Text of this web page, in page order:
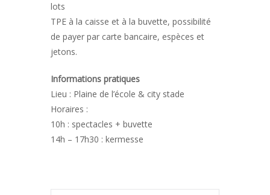
lots
TPE à la caisse et à la buvette, possibilité
de payer par carte bancaire, espèces et
jetons.
Informations pratiques
Lieu : Plaine de l’école & city stade
Horaires :
10h : spectacles + buvette
14h – 17h30 : kermesse